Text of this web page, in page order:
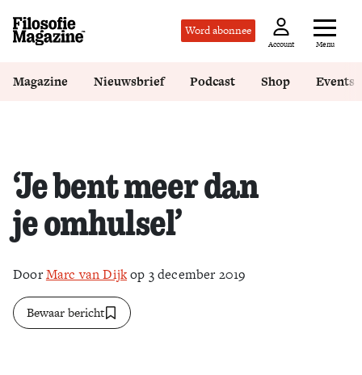
Word abonnee
Account Menu
Magazine Nieuwsbrief Podcast Shop Events
‘Je bent meer dan
je omhulsel’
DoorMarc van Dijkop 3 december 2019
Bewaar bericht